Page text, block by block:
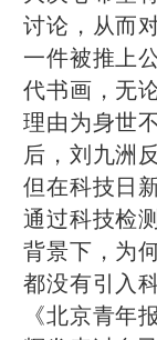
讨论，从而
一件被推上
代书画，无
理由为身世
后，刘九洲
但在科技日
通过科技检
背景下，为
都没有引入
《北京青年